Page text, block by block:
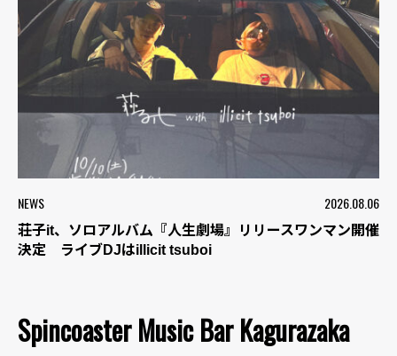
NEWS 2026.08.06
荘子it、ソロアルバム『人生劇場』リリースワンマン開催
決定 ライブDJはillicit tsuboi
Spincoaster Music Bar Kagurazaka